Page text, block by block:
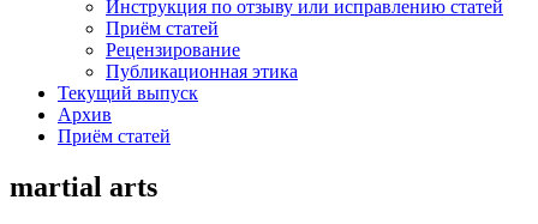
Инструкция по отзыву или исправлению статей
Приём статей
Рецензирование
Публикационная этика
Текущий выпуск
Архив
Приём статей
martial arts